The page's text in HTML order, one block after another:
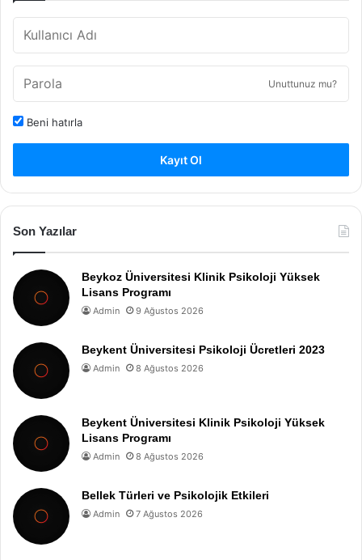
Unuttunuz mu?
Beni hatırla
Kayıt Ol
Son Yazılar
Beykoz Üniversitesi Klinik Psikoloji Yüksek
Lisans Programı
Admin 9 Ağustos 2026
Beykent Üniversitesi Psikoloji Ücretleri 2023
Admin 8 Ağustos 2026
Beykent Üniversitesi Klinik Psikoloji Yüksek
Lisans Programı
Admin 8 Ağustos 2026
Bellek Türleri ve Psikolojik Etkileri
Admin 7 Ağustos 2026